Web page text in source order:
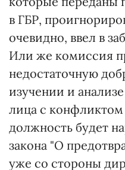
в ГБР,
очевидно, ввел в
Или же комиссия
недостаточную
изучении и
лица с конфликтом
должность будет
закона "О
уже со стороны